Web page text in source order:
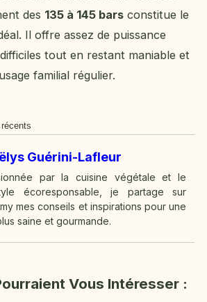
des 135 à 145 bars constitue le
Il offre assez de puissance
tout en restant maniable et
familial régulier.
Guérini-Lafleur
par la cuisine végétale et le
écoresponsable, je partage sur
mes conseils et inspirations pour une
saine et gourmande.
Vous Intéresser :